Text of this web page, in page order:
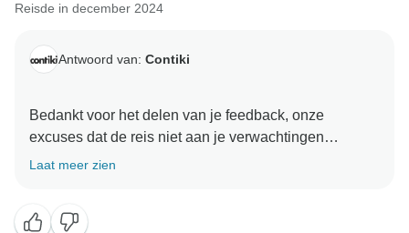
Reisde in december 2024
Antwoord van: Contiki
Bedankt voor het delen van je feedback, onze
excuses dat de reis niet aan je verwachtingen
voldeed. Het spijt ons dat je de kosten duur vond en
Hoewel het betekent dat je je budget een beetje moet
Laat meer zien